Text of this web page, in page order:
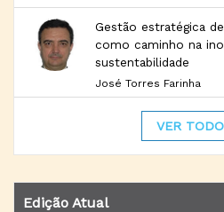
Gestão estratégica
como caminho na
sustentabilidade
José Torres Farinha
VER
Edição Atual